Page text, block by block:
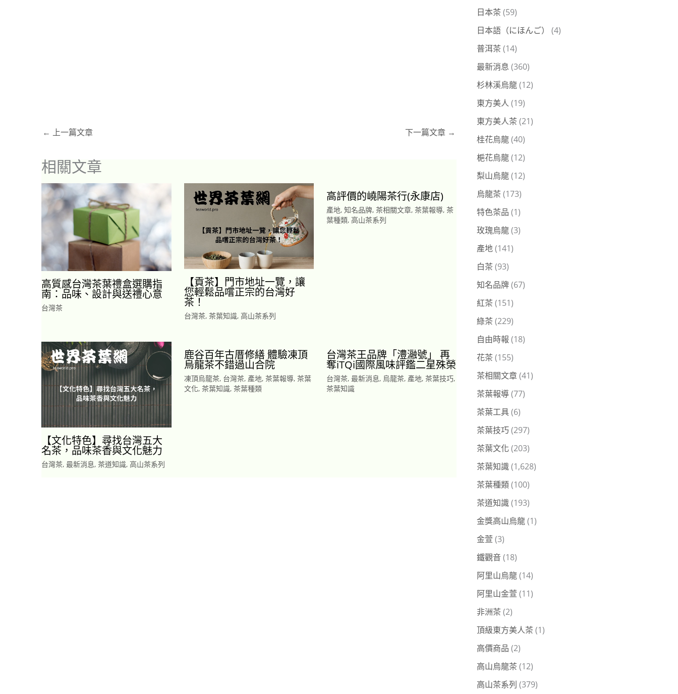
← 上一篇文章 下一篇文章 →
相關文章
高質感台灣茶葉禮盒選購指
南：品味、設計與送禮心意
台灣茶
【貢茶】門市地址一覽，讓
您輕鬆品嚐正宗的台灣好
茶！
台灣茶, 茶葉知識, 高山茶系列
高評價的嶢陽茶行(永康店)
產地,知名品牌,茶相關文章,茶葉報導,茶
葉種類,高山茶系列
【文化特色】尋找台灣五大
名茶，品味茶香與文化魅力
台灣茶, 最新消息, 茶道知識, 高山茶系列
鹿谷百年古厝修繕 體驗凍頂
烏龍茶不錯過山合院
凍頂烏龍茶, 台灣茶, 產地, 茶葉報導, 茶葉
文化, 茶葉知識, 茶葉種類
台灣茶王品牌「澧瀜號」 再
奪iTQi國際風味評鑑二星殊榮
台灣茶,最新消息, 烏龍茶, 產地,茶葉技巧,
茶葉知識
日本茶 (59)
日本語（にほんご）
(4)
普洱茶 (14)
最新消息 (360)
杉林溪烏龍(12)
東方美人 (19)
東方美人茶 (21)
桂花烏龍(40)
梔花烏龍(12)
梨山烏龍(12)
烏龍茶 (173)
特色茶品 (1)
玫瑰烏龍(3)
產地(141)
白茶 (93)
知名品牌(67)
紅茶 (151)
綠茶 (229)
自由時報 (18)
花茶 (155)
茶相關文章(41)
茶葉報導(77)
茶葉工具(6)
茶葉技巧(297)
茶葉文化 (203)
茶葉知識(1,628)
茶葉種類(100)
茶道知識(193)
金獎高山烏龍(1)
金萱 (3)
鐵觀音 (18)
阿里山烏龍(14)
阿里山金萱 (11)
非洲茶 (2)
頂級東方美人茶 (1)
高價商品 (2)
高山烏龍茶 (12)
高山茶系列 (379)